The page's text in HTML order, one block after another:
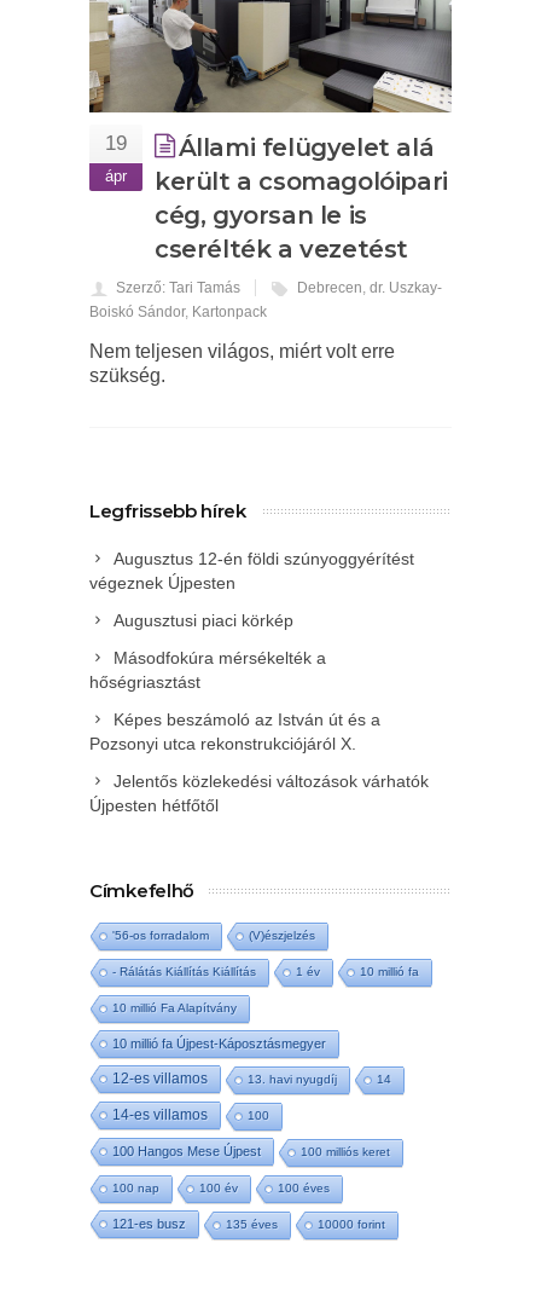
19
ápr
Állami felügyelet alá
került a csomagolóipari
cég, gyorsan le is
cserélték a vezetést
Szerző: Tari Tamás Debrecen, dr. Uszkay-
Boiskó Sándor, Kartonpack
Nem teljesen világos, miért volt erre
szükség.
Legfrissebb hírek
Augusztus 12-én földi szúnyoggyérítést
végeznek Újpesten
Augusztusi piaci körkép
Másodfokúra mérsékelték a
hőségriasztást
Képes beszámoló az István út és a
Pozsonyi utca rekonstrukciójáról X.
Jelentős közlekedési változások várhatók
Újpesten hétfőtől
Címkefelhő
'56-os forradalom (V)észjelzés
- Rálátás Kiállítás Kiállítás 1 év 10 millió fa
10 millió Fa Alapítvány
10 millió fa Újpest-Káposztásmegyer
12-es villamos 13. havi nyugdíj 14
14-es villamos 100
100 Hangos Mese Újpest 100 milliós keret
100 nap 100 év 100 éves
121-es busz 135 éves 10000 forint